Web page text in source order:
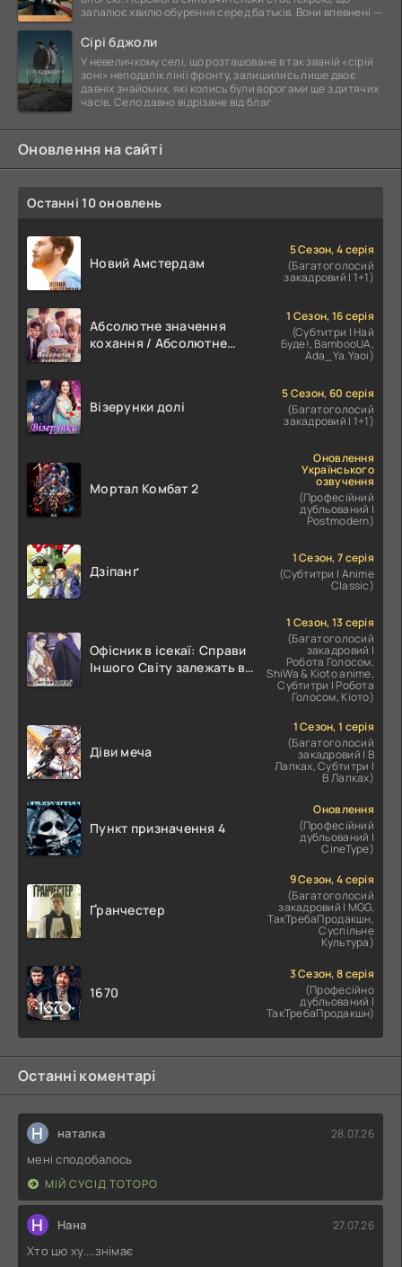
запалює хвилю обурення серед батьків. Вони впевнені —
Сірі бджоли
У невеличкому селі, що розташоване в так званій «сірій
зоні» неподалік лінії фронту, залишились лише двоє
давніх знайомих, які колись були ворогами ще з дитячих
часів. Село давно відрізане від благ
Оновлення на сайті
Останні 10 оновлень
Новий Амстердам
5 Сезон, 4 серія
(Багатоголосий
закадровий | 1+1)
Абсолютне значення
кохання / Абсолютне
1 Сезон, 16 серія
(Субтитри | Най
Буде!, BambooUA,
Ada_Ya.Yaoi)
Візерунки долі
5 Сезон, 60 серія
(Багатоголосий
закадровий | 1+1)
Мортал Комбат 2
Оновлення
Українського
озвучення
(Професійний
дубльований |
Postmodern)
Дзіпанґ
1 Сезон, 7 серія
(Субтитри | Anime
Classic)
Офісник в ісекаї: Справи
Іншого Світу залежать від
1 Сезон, 13 серія
(Багатоголосий
закадровий |
Робота Голосом,
ShiWa & Kioto anime,
Субтитри | Робота
Голосом, Кіото)
Діви меча
1 Сезон, 1 серія
(Багатоголосий
закадровий | В
Лапках, Субтитри |
В Лапках)
Пункт призначення 4
Оновлення
(Професійний
дубльований |
CineType)
Ґранчестер
9 Сезон, 4 серія
(Багатоголосий
закадровий | MGG,
ТакТребаПродакшн,
Суспільне
Культура)
1670
3 Сезон, 8 серія
(Професійно
дубльований |
ТакТребаПродакшн)
Останні коментарі
Н наталка 28.07.26
мені сподобалось
МІЙ СУСІД ТОТОРО
Н Нана 27.07.26
Хто цю ху....знімає